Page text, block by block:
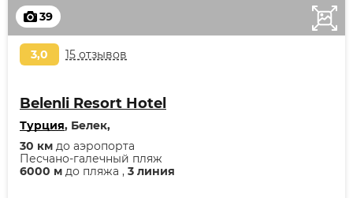
39
3,0 15 отзывов
Belenli Resort Hotel
Турция, Белек,
6000 м до пляжа , 3 линия
Песчано-галечный пляж
30 км до аэропорта